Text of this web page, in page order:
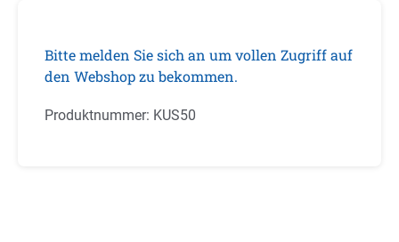
Bitte melden Sie sich an um vollen Zugriff auf
den Webshop zu bekommen.
Produktnummer: KUS50